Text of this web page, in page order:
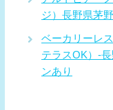
ジ）長野県茅
ベーカリーレ
テラスOK）-
ンあり